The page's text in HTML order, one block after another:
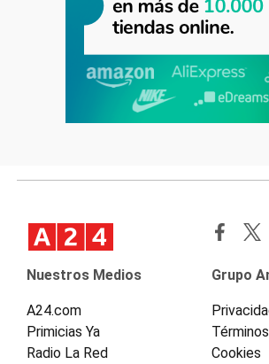
Nuestros Medios
A24.com
Primicias Ya
Radio La Red
Grupo
Cookies